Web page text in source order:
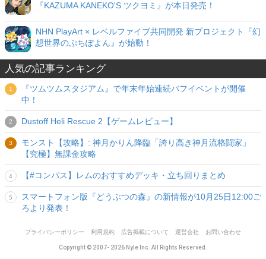
『KAZUMA KANEKO'S ツクヨミ』が本日発売！
NHN PlayArt × レベルファイブ共同開発 新プロジェクト『幻
想世界のぷちぽよん』が始動！
人気の記事ランキング
『ツムツムスタジアム』で年末年始連続バフイベントが開催
中！
Dustoff Heli Rescue 2【ゲームレビュー】
モンスト【攻略】: 神月かりん降臨「誇り高き神月流格闘家」
【究極】無課金攻略
【#コンパス】レムのおすすめデッキ・立ち回りまとめ
スマートフォン版『どうぶつの森』の新情報が10月25日12:00ご
ろより発表！
プライバシーポリシー 利用規約 広告掲載について 運営会社 お問い合わせ
Copyright © 2007- 2026 Nyle Inc. All Rights Reserved.